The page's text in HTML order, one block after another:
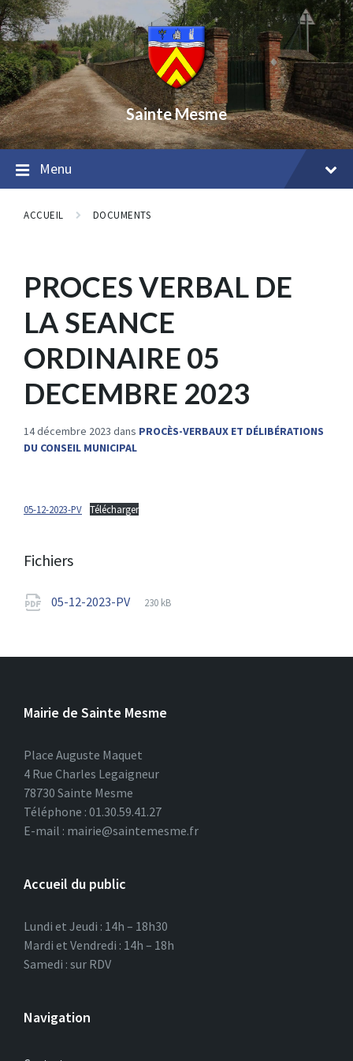
Skip
to
content
Skip
to
main
navigation
Skip
to
footer
Sainte Mesme
Menu
ACCUEIL DOCUMENTS
PROCES VERBAL DE
LA SEANCE
ORDINAIRE 05
DECEMBRE 2023
14 décembre 2023 dans PROCÈS-VERBAUX ET DÉLIBÉRATIONS
DU CONSEIL MUNICIPAL
05-12-2023-PV Télécharger
Fichiers
05-12-2023-PV
File
pdf
File
230 kB
Mairie de Sainte Mesme
Place Auguste Maquet
4 Rue Charles Legaigneur
78730 Sainte Mesme
Téléphone : 01.30.59.41.27
E-mail : mairie@saintemesme.fr
Accueil du public
Lundi et Jeudi : 14h – 18h30
Mardi et Vendredi : 14h – 18h
Samedi : sur RDV
Navigation